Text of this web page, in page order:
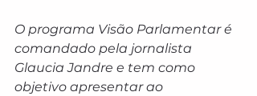
O programa Visão Parlamentar é
comandado pela jornalista
Glaucia Jandre e tem como
objetivo apresentar ao